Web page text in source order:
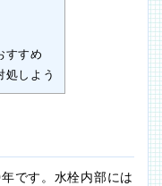
すすめ
処しよう
です。水栓内部には